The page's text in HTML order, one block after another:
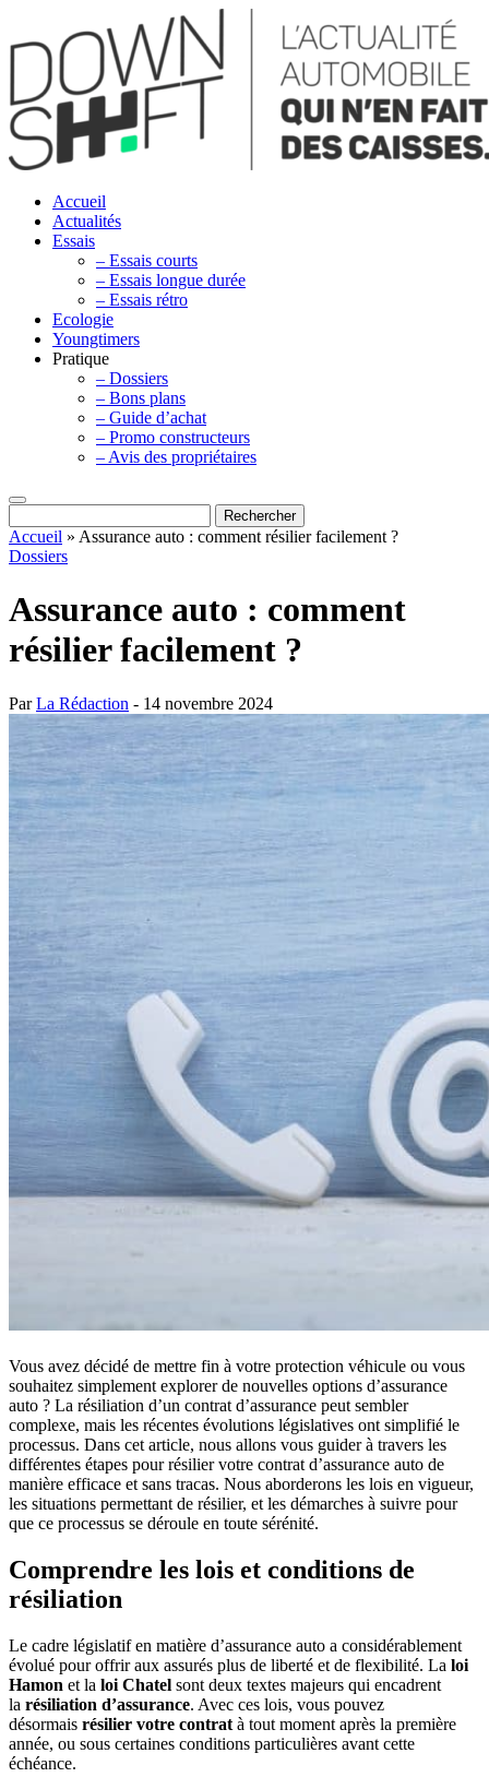
Accueil
Actualités
Essais
– Essais courts
– Essais longue durée
– Essais rétro
Ecologie
Youngtimers
Pratique
– Dossiers
– Bons plans
– Guide d’achat
– Promo constructeurs
– Avis des propriétaires
Accueil » Assurance auto : comment résilier facilement ?
Dossiers
Assurance auto : comment
résilier facilement ?
ParLa Rédaction - 14 novembre 2024
Vous avez décidé de mettre fin à votre protection véhicule ou vous
souhaitez simplement explorer de nouvelles options d’assurance
auto ? La résiliation d’un contrat d’assurance peut sembler
complexe, mais les récentes évolutions législatives ont simplifié le
processus. Dans cet article, nous allons vous guider à travers les
différentes étapes pour résilier votre contrat d’assurance auto de
manière efficace et sans tracas. Nous aborderons les lois en vigueur,
les situations permettant de résilier, et les démarches à suivre pour
que ce processus se déroule en toute sérénité.
Comprendre les lois et conditions de
résiliation
Le cadre législatif en matière d’assurance auto a considérablement
évolué pour offrir aux assurés plus de liberté et de flexibilité. La loi
Hamon et la loi Chatel sont deux textes majeurs qui encadrent
la résiliation d’assurance. Avec ces lois, vous pouvez
désormais résilier votre contrat à tout moment après la première
année, ou sous certaines conditions particulières avant cette
échéance.